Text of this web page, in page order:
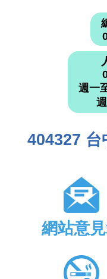
週一
404327 台
網站意